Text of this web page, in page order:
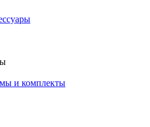
и комплекты